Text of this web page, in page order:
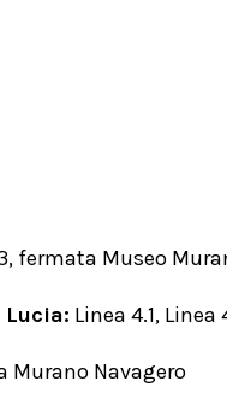
fermata Museo
Lucia: Linea 4.1,
Murano Navagero